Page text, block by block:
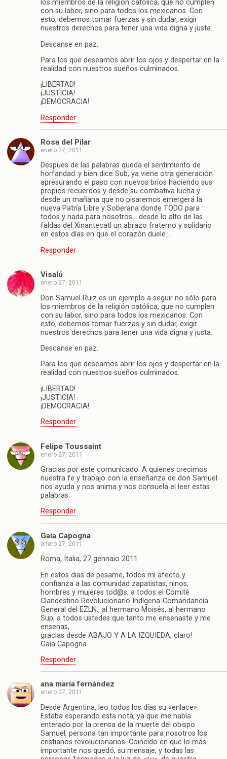
los miembros de la religión católica, que no cumplen
con su labor, sino para todos los mexicanos. Con
esto, debemos tomar fuerzas y sin dudar, exigir
nuestros derechos para tener una vida digna y justa.
Descanse en paz.
Para los que deseamos abrir los ojos y despertar en la
realidad con nuestros sueños culminados.
¡LIBERTAD!
¡JUSTICIA!
¡DEMOCRACIA!
Responder
Rosa del Pilar
enero 27, 2011
Despues de las palabras queda el sentimiento de
horfandad..y bien dice Sub, ya viene otra generación
apresurando el paso con nuevos bríos haciendo sus
propios recuerdos y desde su combativa lucha y
desde un mañana que no pisaremos emergerá la
nueva Patría Libre y Soberana donde TODO para
todos y nada para nosotros… desde lo alto de las
faldas del Xinantecatl un abrazo fraterno y solidario
en estos días en que el corazón duele…
Responder
Visalú
enero 27, 2011
Don Samuel Ruiz es un ejemplo a seguir no sólo para
los miembros de la religión católica, que no cumplen
con su labor, sino para todos los mexicanos. Con
esto, debemos tomar fuerzas y sin dudar, exigir
nuestros derechos para tener una vida digna y justa.
Descanse en paz.
Para los que deseamos abrir los ojos y despertar en la
realidad con nuestros sueños culminados.
¡LIBERTAD!
¡JUSTICIA!
¡DEMOCRACIA!
Responder
Felipe Toussaint
enero 27, 2011
Gracias por este comunicado. A quienes crecimos
nuestra fe y trabajo con la enseñanza de don Samuel
nos ayuda y nos anima y nos consuela el leer estas
palabras.
Responder
Gaia Capogna
enero 27, 2011
Roma, Italia, 27 gennaio 2011
En estos dias de pesame, todos mi afecto y
confianza a las comunidad zapatistas, ninos,
hombres y mujeres tod@s, a todos el Comité
Clandestino Revolucionario Indígena-Comandancia
General del EZLN., al hermano Moisés, al hermano
Sup, a todos ustedes que tanto me ensenaste y me
ensenas,
gracias desde ABAJO Y A LA IZQUIEDA, claro!
Gaia Capogna
Responder
ana maría fernández
enero 27, 2011
Desde Argentina, leo todos los días su «enlace».
Estaba esperando esta nota, ya que me había
enterado por la prensa de la muerte del obispo
Samuel, persona tan importante para nosotros los
cristianos revolucionarios. Coincido en que lo más
importante nos quedó, su mensaje, y todas las